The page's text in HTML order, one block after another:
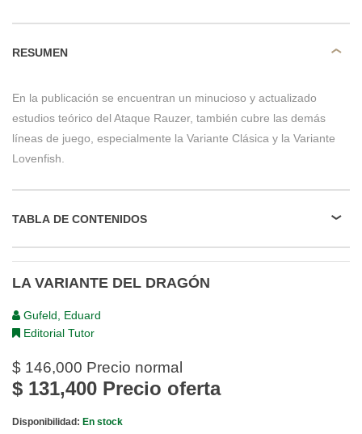
RESUMEN
En la publicación se encuentran un minucioso y actualizado
estudios teórico del Ataque Rauzer, también cubre las demás
líneas de juego, especialmente la Variante Clásica y la Variante
Lovenfish.
TABLA DE CONTENIDOS
LA VARIANTE DEL DRAGÓN
Gufeld, Eduard
Editorial Tutor
$ 146,000 Precio normal
$ 131,400 Precio oferta
Disponibilidad: En stock